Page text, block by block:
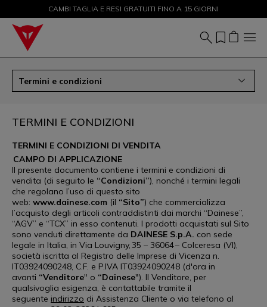
SALDI FINO AL 50% - ACQUISTA ORA
CAMBI TAGLIA E RESI GRATUITI FINO A 15 GIORNI
Termini e condizioni
TERMINI E CONDIZIONI
TERMINI E CONDIZIONI DI VENDITA
CAMPO DI APPLICAZIONE
Il presente documento contiene i termini e condizioni di
vendita (di seguito le “Condizioni”), nonché i termini legali
che regolano l’uso di questo sito
web: www.dainese.com (il “Sito”) che commercializza
l’acquisto degli articoli contraddistinti dai marchi “Dainese”,
“AGV” e “TCX” in esso contenuti. I prodotti acquistati sul Sito
sono venduti direttamente da DAINESE S.p.A. con sede
legale in Italia, in Via Louvigny, 35 – 36064 – Colceresa (VI),
società iscritta al Registro delle Imprese di Vicenza n.
IT03924090248, C.F. e P.IVA IT03924090248 (d'ora in
avanti “Venditore" o “Dainese"). Il Venditore, per
qualsivoglia esigenza, è contattabile tramite il
seguente indirizzo di Assistenza Cliente o via telefono al